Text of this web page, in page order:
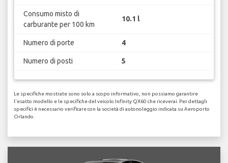
Consumo misto di
carburante per 100 km
10.1 l
Numero di porte 4
Numero di posti 5
Le specifiche mostrate sono solo a scopo informativo, non possiamo garantire
l'esatto modello e le specifiche del veicolo Infinity QX60 che riceverai. Per dettagli
specifici è necessario verificare con la società di autonoleggio indicata su Aeroporto
Orlando.